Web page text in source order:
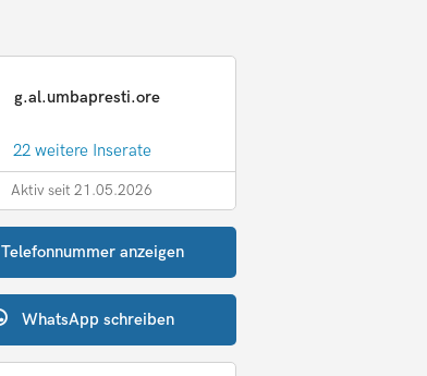
g.al.umbapresti.ore
22 weitere Inserate
Aktiv seit 21.05.2026
Telefonnummer anzeigen
WhatsApp schreiben